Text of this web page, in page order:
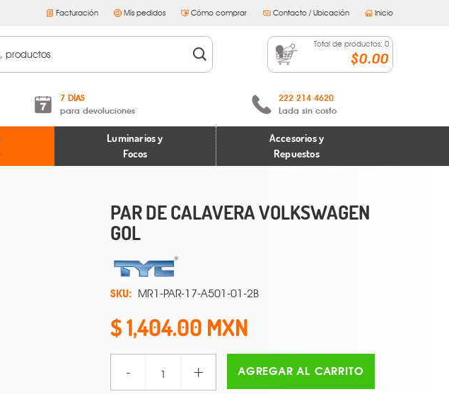
Facturación Mis pedidos Cómo comprar Contacto / Ubicación Inicio
Total de productos: 0
$0.00
7 DÍAS
para devoluciones
Términos y condiciones
Políticas de devoluciones
222 214 4620
Lada sin costo
Luminarios y
Focos
Accesorios y
Repuestos
PAR DE CALAVERA VOLKSWAGEN
GOL
SKU: MR1-PAR-17-A501-01-2B
1,404.00
- + AGREGAR AL CARRITO